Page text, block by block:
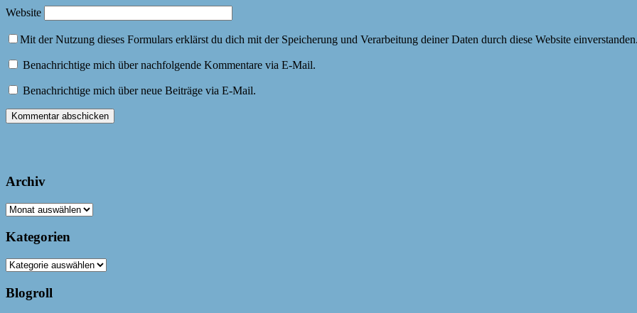
Website
Mit der Nutzung dieses Formulars erklärst du dich mit der Speicherung und Verarbeitung deiner Daten durch diese Website
Benachrichtige mich über nachfolgende Kommentare via E-Mail.
Benachrichtige mich über neue Beiträge via E-Mail.
Archiv
Archiv
Kategorien
Kategorien
Blogroll